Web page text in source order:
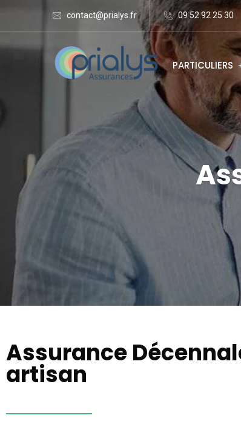
contact@prialys.fr 09 52 92 25 30
PARTICULIERS
Assurance
artisan